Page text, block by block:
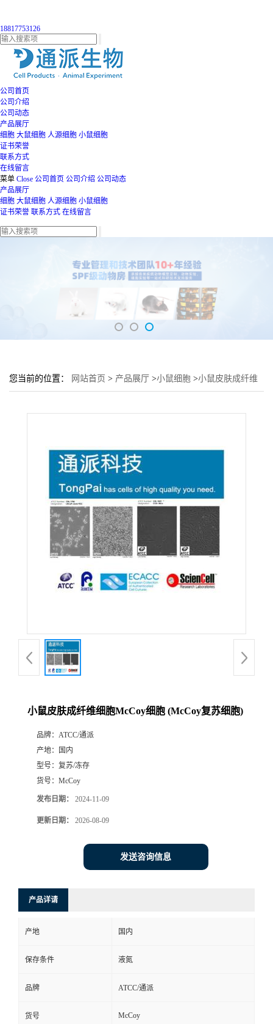
18817753126
公司首页
公司介绍
公司动态
产品展厅
细胞 大鼠细胞 人源细胞 小鼠细胞
证书荣誉
联系方式
在线留言
菜单 Close 公司首页 公司介绍 公司动态
产品展厅
细胞 大鼠细胞 人源细胞 小鼠细胞
证书荣誉 联系方式 在线留言
您当前的位置： 网站首页 > 产品展厅 >小鼠细胞 >小鼠皮肤成纤维
小鼠皮肤成纤维细胞McCoy细胞 (McCoy复苏细胞)
品牌： ATCC/通派
产地：
国内
型号： 复苏/冻存
货号： McCoy
发布日期： 2024-11-09
更新日期： 2026-08-09
发送咨询信息
产品详请
产地 国内
保存条件 液氮
品牌 ATCC/通派
货号 McCoy